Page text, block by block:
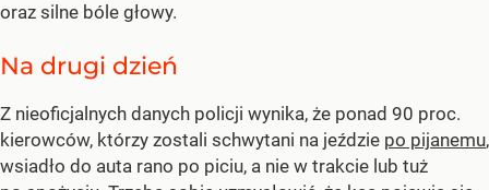
oraz silne bóle głowy.
Na drugi dzień
Z nieoficjalnych danych policji wynika, że ponad 90 proc.
kierowców, którzy zostali schwytani na jeździe po pijanemu,
wsiadło do auta rano po piciu, a nie w trakcie lub tuż